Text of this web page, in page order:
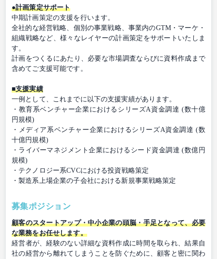
●計画策定サポート
中期計画策定の支援を行います。
全社的な経営戦略、個別の事業戦略、事業内のGTM・マーケ・
組織戦略など、様々なレイヤーの計画策定をサポートいたしま
す。
計画をつくるにあたり、必要な市場調査ならびに資料作成まで
含めてご支援可能です。
■支援実績
一例として、これまでに以下の支援実績があります。
・教育系ベンチャー企業におけるシリーズA資金調達 (数十億
円規模)
・メディア系ベンチャー企業におけるシリーズA資金調達 (数
十億円規模)
・ライバーマネジメント企業におけるシード資金調達 (数億円
規模)
・テクノロジー系CVCにおける投資戦略策定
・製造系上場企業の子会社における新規事業戦略策定
募集ポジション
顧客のスタートアップ・中小企業の頭脳・手足となって、必要
な業務をお任せします。
経営者が、経験のない詳細な資料作成に時間を取られ、結果自
社の経営から離れてしまうことを防ぐために、顧客と密に関わ